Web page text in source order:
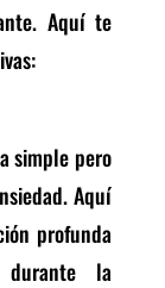
Aquí te
simple pero
Aquí
profunda
la